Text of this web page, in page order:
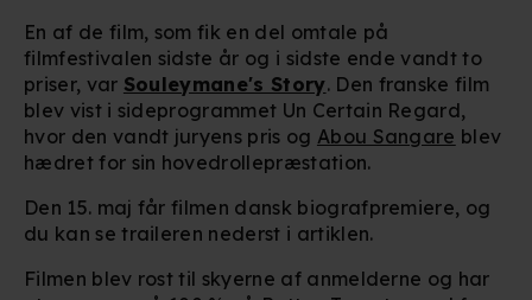
En af de film, som fik en del omtale på
filmfestivalen sidste år og i sidste ende vandt to
priser, var Souleymane's Story. Den franske film
blev vist i sideprogrammet Un Certain Regard,
hvor den vandt juryens pris og Abou Sangare blev
hædret for sin hovedrollepræstation.
Den 15. maj får filmen dansk biografpremiere, og
du kan se traileren nederst i artiklen.
Filmen blev rost til skyerne af anmelderne og har